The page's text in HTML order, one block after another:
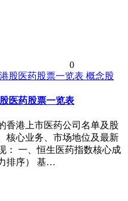
0
概念股
医药股票一览表
香港上市医药公司名单及股
核心业务、市场地位及最新
： 一、恒生医药指数核心成
排序） 基…